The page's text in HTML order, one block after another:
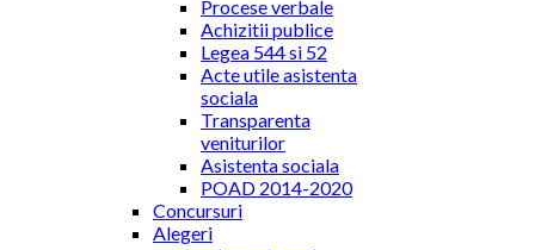
Procese verbale
Achizitii publice
Legea 544 si 52
Acte utile asistenta
sociala
Transparenta
veniturilor
Asistenta sociala
POAD 2014-2020
Concursuri
Alegeri